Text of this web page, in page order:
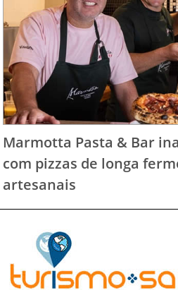
Marmotta Pasta & Bar
com pizzas de longa
artesanais